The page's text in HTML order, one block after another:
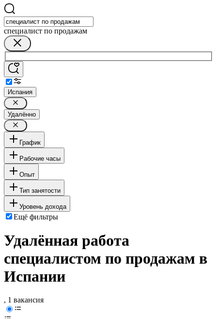
специалист по продажам
Испания
Удалённо
График
Рабочие часы
Опыт
Тип занятости
Уровень дохода
Ещё фильтры
Удалённая работа
специалистом по продажам в
Испании
, 1 вакансия